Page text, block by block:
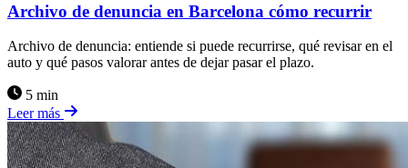
Archivo de denuncia en Barcelona cómo recurrir
Archivo de denuncia: entiende si puede recurrirse, qué revisar en el
auto y qué pasos valorar antes de dejar pasar el plazo.
5 min
Leer más